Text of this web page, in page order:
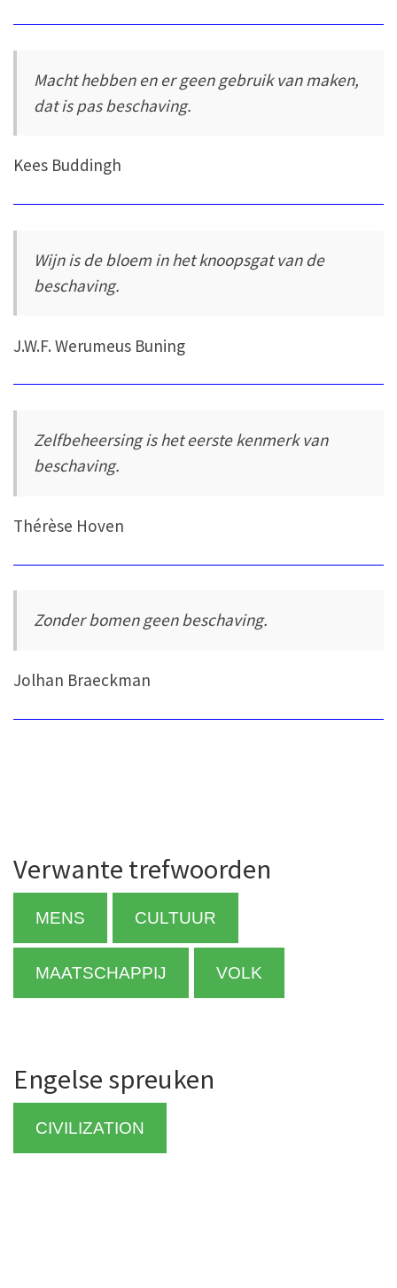
Macht hebben en er geen gebruik van maken,
dat is pas beschaving.
Kees Buddingh
Wijn is de bloem in het knoopsgat van de
beschaving.
J.W.F. Werumeus Buning
Zelfbeheersing is het eerste kenmerk van
beschaving.
Thérèse Hoven
Zonder bomen geen beschaving.
Jolhan Braeckman
Verwante trefwoorden
MENS CULTUUR
MAATSCHAPPIJ VOLK
Engelse spreuken
CIVILIZATION